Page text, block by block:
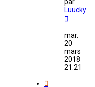
par
Luucky
mar.
20
mars
2018
21:21